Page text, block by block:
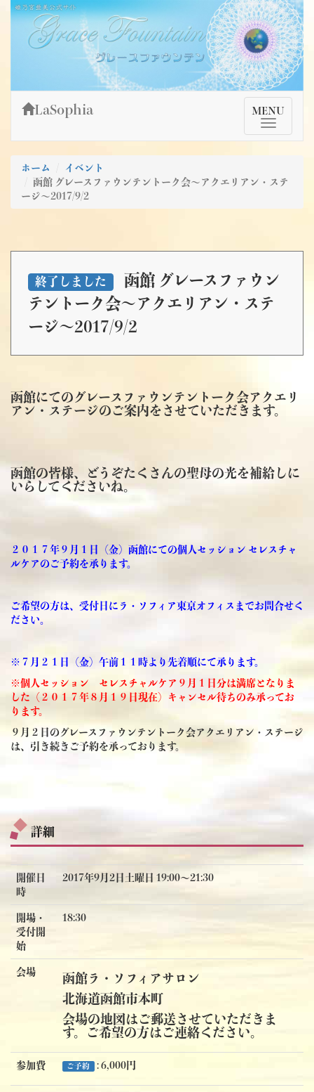
Skip
content
姫乃宮亜美公式サイト～Grace Fountain～
グレースファウンテン
TMenu
MENU
LaSophia
ホーム
イベント
函館 グレースファウンテントーク会～アクエリアン・ステ
ージ～2017/9/2
終了しました
函館 グレースファウン
テントーク会～アクエリアン・ステ
ージ～2017/9/2
函館にてのグレースファウンテントーク会アクエリ
アン・ステージのご案内をさせていただきます。
函館の皆様、どうぞたくさんの聖母の光を補給しに
いらしてくださいね。
２０１７年９月１日（金）函館にての個人セッション セレスチャ
ルケアのご予約を承ります。
ご希望の方は、受付日にラ・ソフィア東京オフィスまでお問合せく
ださい。
※７月２１日（金）午前１１時より先着順にて承ります。
※個人セッション セレスチャルケア９月１日分は満席となりま
した（２０１７年８月１９日現在）
キャンセル待ちのみ承ってお
ります。
９月２日のグレースファウンテントーク会アクエリアン・ステージ
は、引き続きご予約を承っております。
詳細
開催日
時
2017年9月2日土曜日 19:00〜21:30
開場・
受付開
始
18:30
会場
函館ラ・ソフィアサロン
北海道函館市本町
会場の地図はご郵送させていただきま
す。ご希望の方はご連絡ください。
参加費 ご予約 : 6,000円